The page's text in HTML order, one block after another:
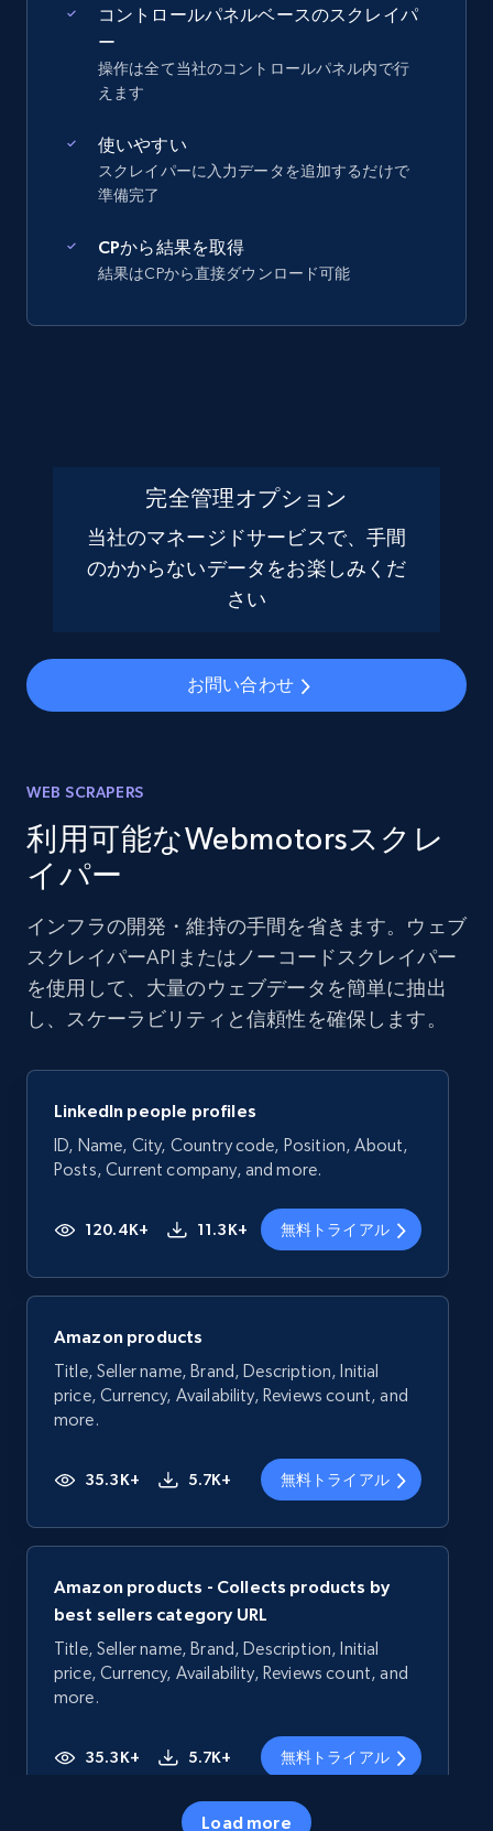
コントロールパネルベースのスクレイパ
ー
操作は全て当社のコントロールパネル内で行
えます
使いやすい
スクレイパーに入力データを追加するだけで
準備完了
CPから結果を取得
結果はCPから直接ダウンロード可能
完全管理オプション
当社のマネージドサービスで、手間
のかからないデータをお楽しみくだ
さい
お問い合わせ
WEB SCRAPERS
利用可能なWebmotorsスクレ
イパー
インフラの開発・維持の手間を省きます。ウェブ
スクレイパーAPIまたはノーコードスクレイパー
を使用して、大量のウェブデータを簡単に抽出
し、スケーラビリティと信頼性を確保します。
LinkedIn people profiles
ID, Name, City, Country code, Position, About,
Posts, Current company, and more.
120.4K+ 11.3K+ 無料トライアル
Amazon products
Title, Seller name, Brand, Description, Initial
price, Currency, Availability, Reviews count, and
more.
35.3K+ 5.7K+ 無料トライアル
Amazon products - Collects products by
best sellers category URL
Title, Seller name, Brand, Description, Initial
price, Currency, Availability, Reviews count, and
more.
35.3K+ 5.7K+ 無料トライアル
Load more